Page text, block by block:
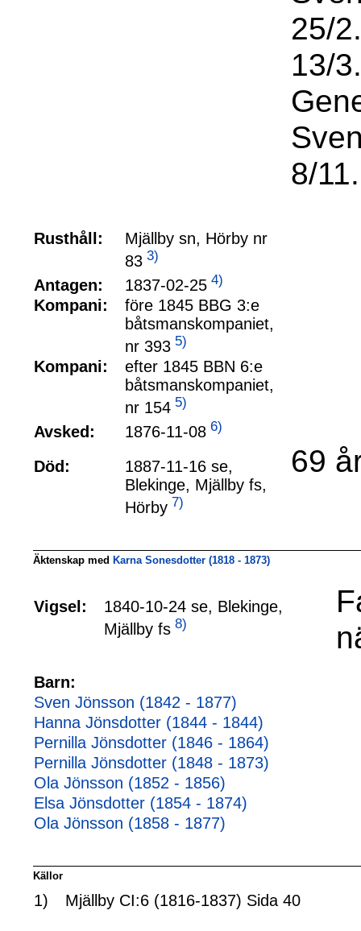
25/
13/
8/11.
Rusthåll:
Mjällby sn, Hörby nr
83 3)
Antagen: 1837-02-25 4)
Kompani:
före 1845 BBG 3:e
båtsmanskompaniet,
nr 393 5)
Kompani:
efter 1845 BBN 6:e
båtsmanskompaniet,
nr 154 5)
Avsked: 1876-11-08 6)
Död:
1887-11-16 se,
Blekinge, Mjällby fs,
Hörby 7)
69
Äktenskap med Karna Sonesdotter (1818 - 1873)
Vigsel:
1840-10-24 se, Blekinge,
Mjällby fs 8)
Barn:
Sven Jönsson (1842 - 1877)
Hanna Jönsdotter (1844 - 1844)
Pernilla Jönsdotter (1846 - 1864)
Pernilla Jönsdotter (1848 - 1873)
Ola Jönsson (1852 - 1856)
Elsa Jönsdotter (1854 - 1874)
Ola Jönsson (1858 - 1877)
Källor
1) Mjällby CI:6 (1816-1837) Sida 40